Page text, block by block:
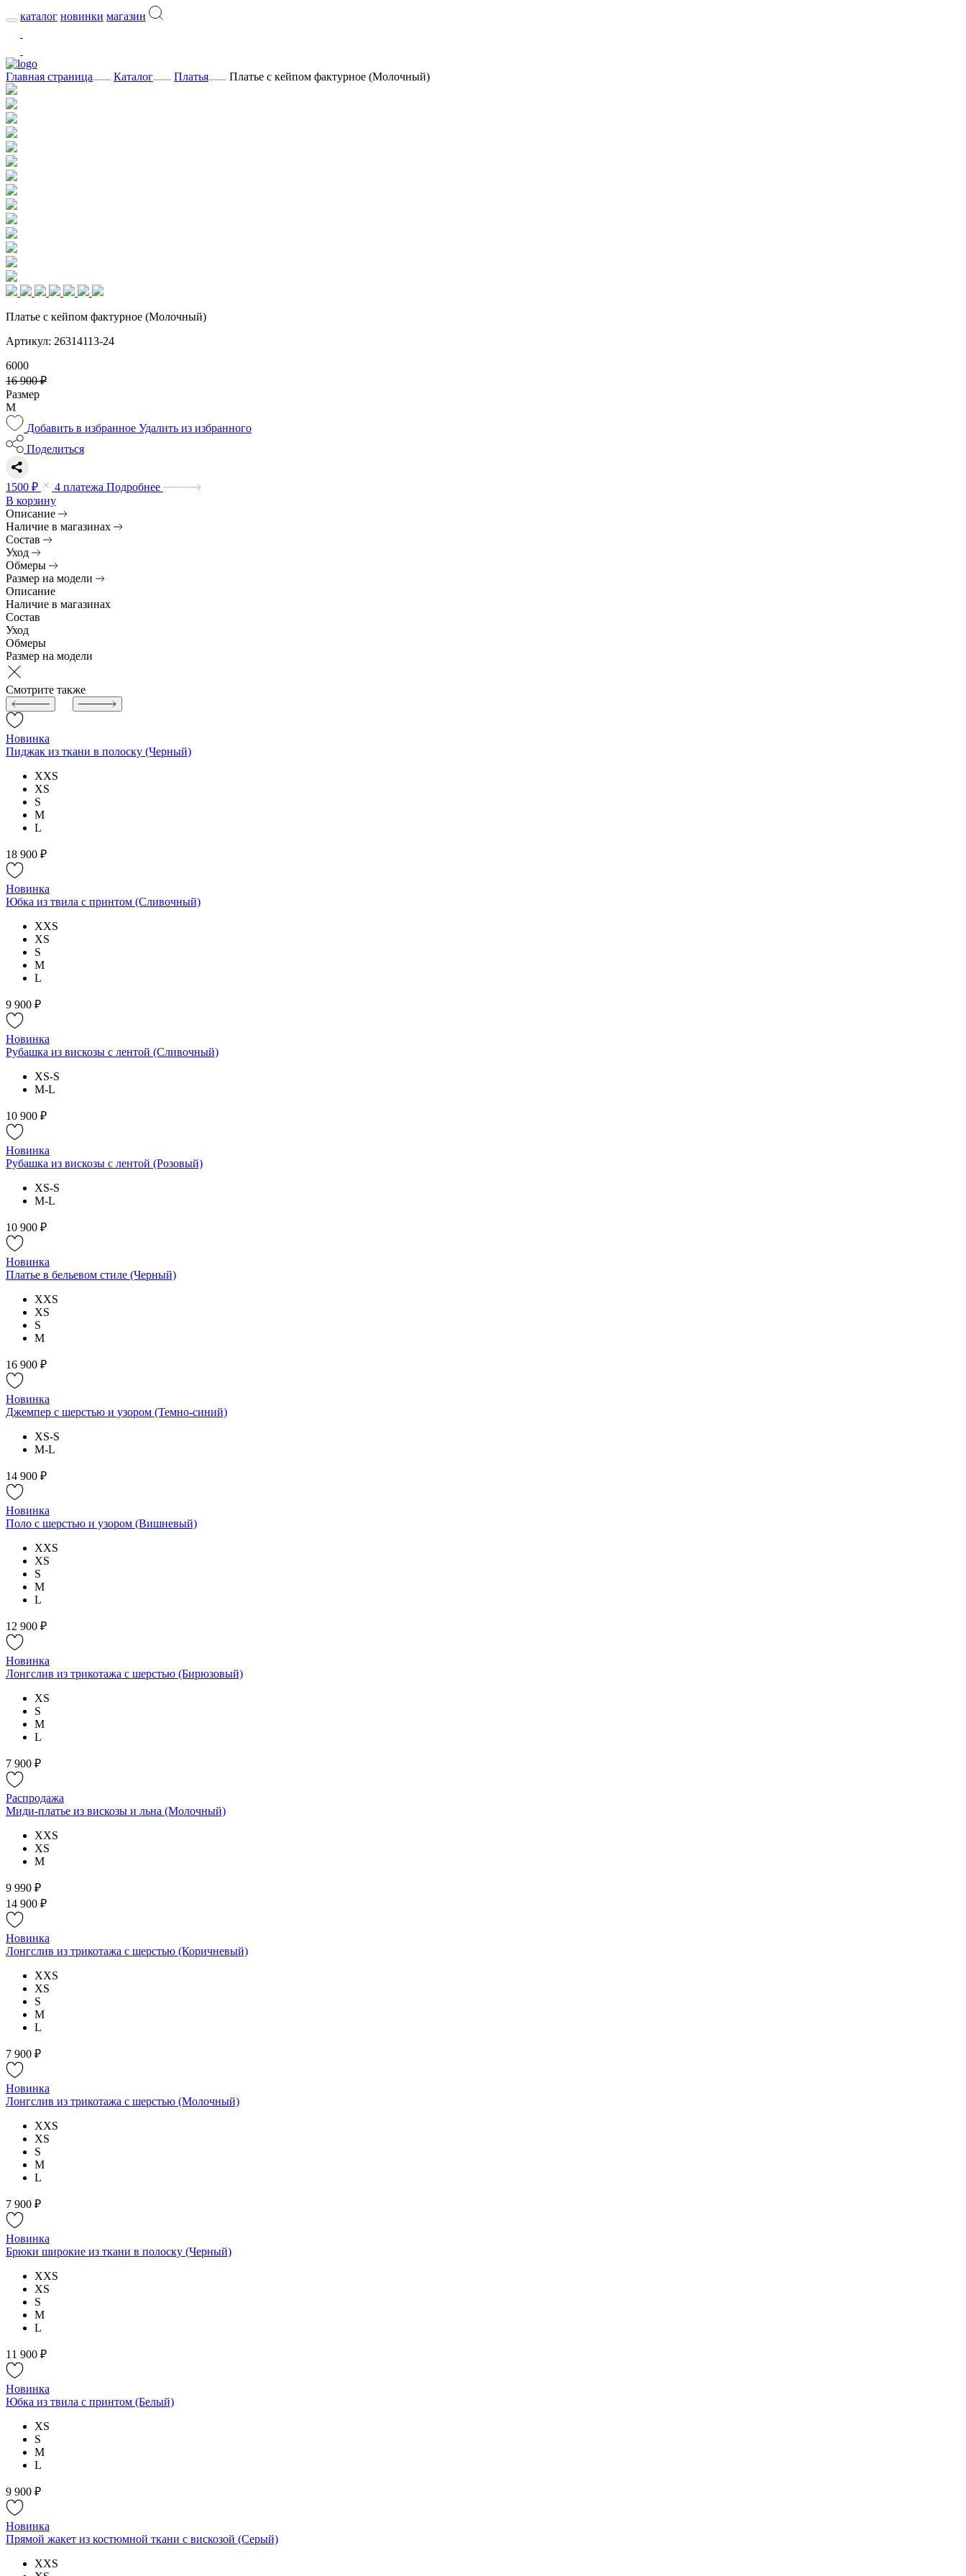
каталог новинки магазин
Главная страница Каталог Платья Платье с кейпом фактурное (Молочный)
Платье с кейпом фактурное (Молочный)
Артикул: 26314113-24
6000
16 900 ₽
Размер
M
Добавить в избранное Удалить из избранного
Поделиться
1500 ₽ 4 платежа Подробнее
В корзину
Описание
Наличие в магазинах
Состав
Уход
Обмеры
Размер на модели
Описание
Наличие в магазинах
Состав
Уход
Обмеры
Размер на модели
Смотрите также
Новинка
Пиджак из ткани в полоску (Черный)
XXS
XS
S
M
L
18 900 ₽
Новинка
Юбка из твила с принтом (Сливочный)
XXS
XS
S
M
L
9 900 ₽
Новинка
Рубашка из вискозы с лентой (Сливочный)
XS-S
M-L
10 900 ₽
Новинка
Рубашка из вискозы с лентой (Розовый)
XS-S
M-L
10 900 ₽
Новинка
Платье в бельевом стиле (Черный)
XXS
XS
S
M
16 900 ₽
Новинка
Джемпер с шерстью и узором (Темно-синий)
XS-S
M-L
14 900 ₽
Новинка
Поло с шерстью и узором (Вишневый)
XXS
XS
S
M
L
12 900 ₽
Новинка
Лонгслив из трикотажа с шерстью (Бирюзовый)
XS
S
M
L
7 900 ₽
Распродажа
Миди-платье из вискозы и льна (Молочный)
XXS
XS
M
9 990 ₽
14 900 ₽
Новинка
Лонгслив из трикотажа с шерстью (Коричневый)
XXS
XS
S
M
L
7 900 ₽
Новинка
Лонгслив из трикотажа с шерстью (Молочный)
XXS
XS
S
M
L
7 900 ₽
Новинка
Брюки широкие из ткани в полоску (Черный)
XXS
XS
S
M
L
11 900 ₽
Новинка
Юбка из твила с принтом (Белый)
XS
S
M
L
9 900 ₽
Новинка
Прямой жакет из костюмной ткани с вискозой (Серый)
XXS